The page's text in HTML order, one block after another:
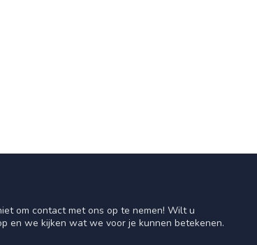
om contact met ons op te nemen! Wilt u
en we kijken wat we voor je kunnen betekenen.